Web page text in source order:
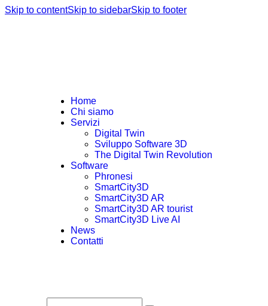
Skip to contentSkip to sidebarSkip to footer
Home
Chi siamo
Servizi
Digital Twin
Sviluppo Software 3D
The Digital Twin Revolution
Software
Phronesi
SmartCity3D
SmartCity3D AR
SmartCity3D AR tourist
SmartCity3D Live AI
News
Contatti